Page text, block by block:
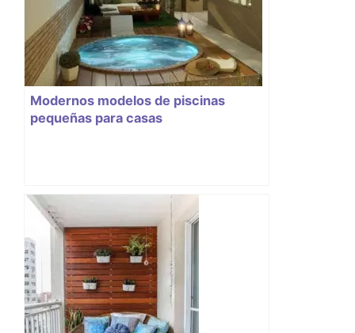
Modernos modelos de piscinas
pequeñas para casas